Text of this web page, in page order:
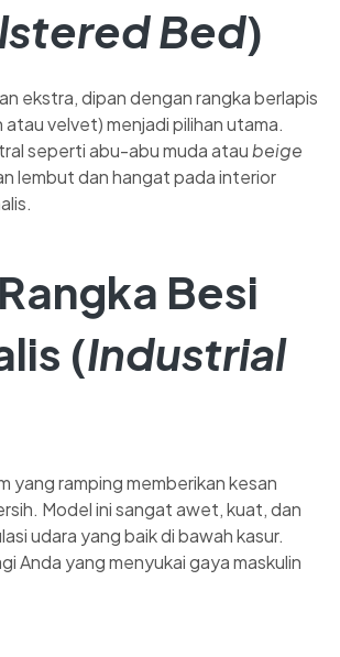
Bed)
ekstra, dipan dengan rangka berlapis
atau velvet) menjadi pilihan utama.
seperti abu-abu muda ataubeige
lembut dan hangat pada interior
Besi
(Industrial
yang ramping memberikan kesan
Model ini sangat awet, kuat, dan
udara yang baik di bawah kasur.
Anda yang menyukai gaya maskulin